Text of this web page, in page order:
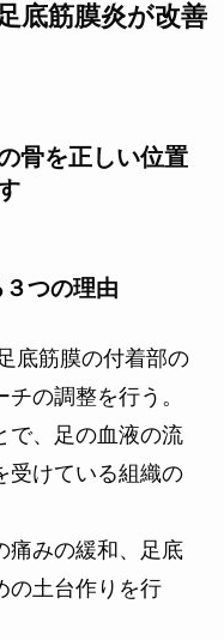
底筋膜炎が改善
骨を正しい位置
つの理由
底筋膜の付着部の
の調整を行う。
で、足の血液の流
受けている組織の
痛みの緩和、足底
の土台作りを行